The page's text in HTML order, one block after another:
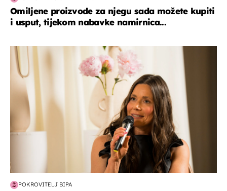
Omiljene proizvode za njegu sada možete kupiti
i usput, tijekom nabavke namirnica...
moda & ljepota
POKROVITELJ BIPA